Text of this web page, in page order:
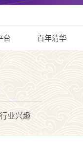
台 百年清华
行业兴趣